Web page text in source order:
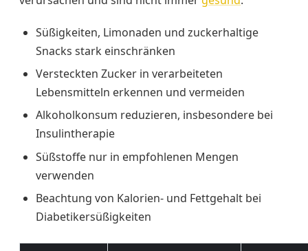
Süßigkeiten, Limonaden und zuckerhaltige
Snacks stark einschränken
Versteckten Zucker in verarbeiteten
Lebensmitteln erkennen und vermeiden
Alkoholkonsum reduzieren, insbesondere bei
Insulintherapie
Süßstoffe nur in empfohlenen Mengen
verwenden
Beachtung von Kalorien- und Fettgehalt bei
Diabetikersüßigkeiten